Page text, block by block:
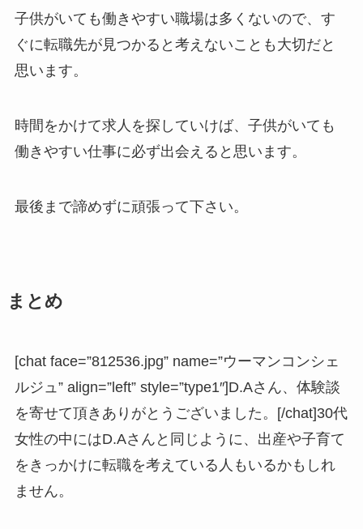
子供がいても働きやすい職場は多くないので、す
ぐに転職先が見つかると考えないことも大切だと
思います。
時間をかけて求人を探していけば、子供がいても
働きやすい仕事に必ず出会えると思います。
最後まで諦めずに頑張って下さい。
まとめ
[chat face=”812536.jpg” name=”ウーマンコンシェ
ルジュ” align=”left” style=”type1″]D.Aさん、体験談
を寄せて頂きありがとうございました。[/chat]30代
女性の中にはD.Aさんと同じように、出産や子育て
をきっかけに転職を考えている人もいるかもしれ
ません。